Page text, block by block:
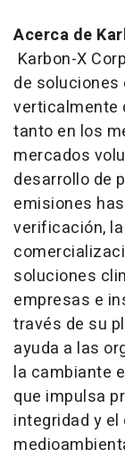
Acerca de
Karbon-X
de
verticalmente
tanto en los
mercados
desarrollo de
emisiones
verificación,
soluciones
empresas e
través de su
ayuda a las
la cambiante
que impulsa
integridad y